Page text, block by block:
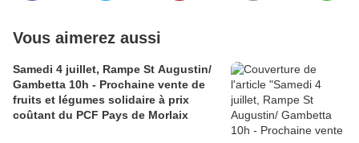
Vous aimerez aussi
Samedi 4 juillet, Rampe St Augustin/
Gambetta 10h - Prochaine vente de
fruits et légumes solidaire à prix
coûtant du PCF Pays de Morlaix